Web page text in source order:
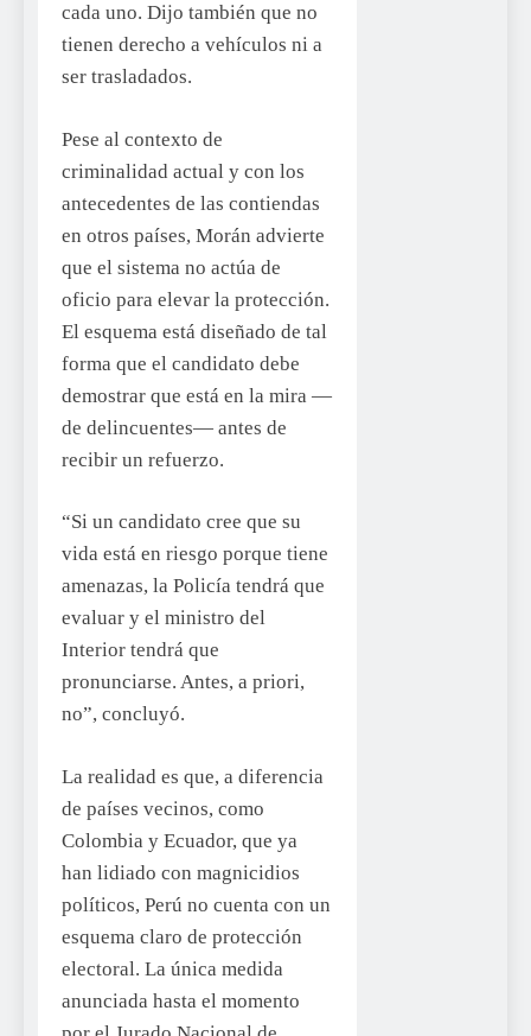
cada uno. Dijo también que no
tienen derecho a vehículos ni a
ser trasladados.
Pese al contexto de
criminalidad actual y con los
antecedentes de las contiendas
en otros países, Morán advierte
que el sistema no actúa de
oficio para elevar la protección.
El esquema está diseñado de tal
forma que el candidato debe
demostrar que está en la mira —
de delincuentes— antes de
recibir un refuerzo.
“Si un candidato cree que su
vida está en riesgo porque tiene
amenazas, la Policía tendrá que
evaluar y el ministro del
Interior tendrá que
pronunciarse. Antes, a priori,
no”, concluyó.
La realidad es que, a diferencia
de países vecinos, como
Colombia y Ecuador, que ya
han lidiado con magnicidios
políticos, Perú no cuenta con un
esquema claro de protección
electoral. La única medida
anunciada hasta el momento